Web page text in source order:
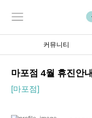
커뮤니티
마포점 4월 휴진안내
[마포점]